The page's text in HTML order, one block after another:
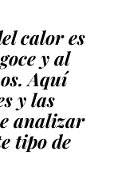
calor es
y al
Aquí
y las
analizar
tipo de